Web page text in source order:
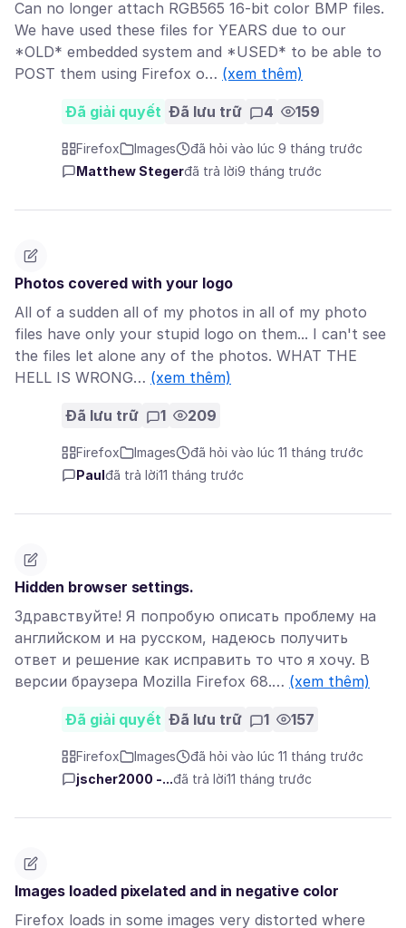
Can no longer attach RGB565 16-bit color BMP files.
We have used these files for YEARS due to our
*OLD* embedded system and *USED* to be able to
POST them using Firefox o… (xem thêm)
Đã giải quyết Đã lưu trữ 4 159
Firefox Images
đã hỏi vào lúc 9 tháng trước
Matthew Stegerđã trả lời9 tháng trước
Photos covered with your logo
All of a sudden all of my photos in all of my photo
files have only your stupid logo on them... I can't see
the files let alone any of the photos. WHAT THE
HELL IS WRONG… (xem thêm)
Đã lưu trữ 1 209
Firefox Images
đã hỏi vào lúc 11 tháng trước
Paul đã trả lời11 tháng trước
Hidden browser settings.
Здравствуйте! Я попробую описать проблему на
английском и на русском, надеюсь получить
ответ и решение как исправить то что я хочу. В
версии браузера Mozilla Firefox 68.… (xem thêm)
Đã giải quyết Đã lưu trữ 1 157
Firefox Images
đã hỏi vào lúc 11 tháng trước
jscher2000 -...đã trả lời11 tháng trước
Images loaded pixelated and in negative color
Firefox loads in some images very distorted where